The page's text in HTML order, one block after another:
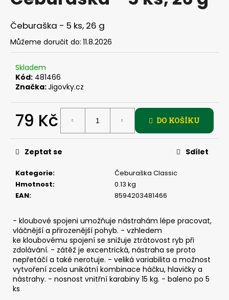
z
5
hvězdiček.
Čeburaška - 5 ks, 26 g
Můžeme doručit do: 11.8.2026
Skladem
Kód: 481466
Značka:Jigovky.cz
79 Kč
cena:
DO KOŠÍKU
Kategorie:
Čeburaška Classic
Hmotnost:
0.13 kg
EAN: 8594203481466
Zeptat se Sdílet
- kloubové spojeni umožňuje nástrahám lépe pracovat,
vláčnější a přirozenější pohyb. - vzhledem
ke kloubovému spojení se snižuje ztrátovost ryb při
zdolávání. - zátěž je excentrická, nástraha se proto
nepřetáčí a také nerotuje. - veliká variabilita a možnost
vytvoření zcela unikátní kombinace háčku, hlavičky a
nástrahy. - nosnost vnitřní karabiny 15 kg. - baleno po 5
ks
j
í
t
?
HLEDAT
o
p
o
u
č
u
e
m
e